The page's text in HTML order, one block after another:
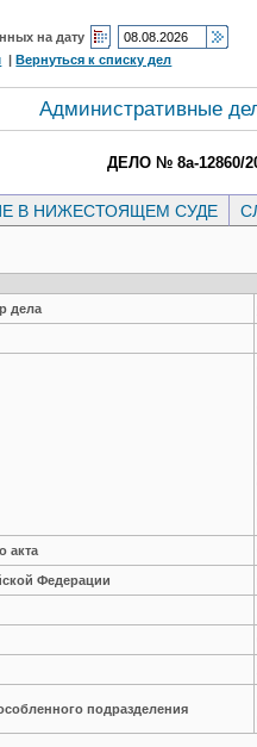
на дату
|Вернуться к списку дел
Административные
ДЕЛО № 8а-12860/
В НИЖЕСТОЯЩЕМ СУДЕ
дела
акта
Федерации
подразделения